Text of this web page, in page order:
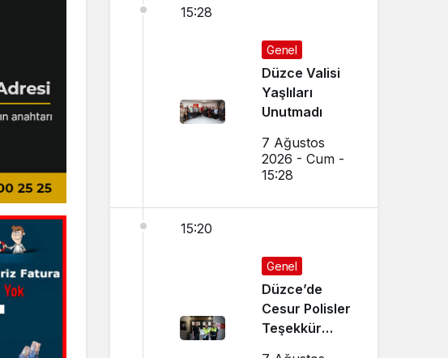
15:28
Genel
Düzce Valisi
Yaşlıları
Unutmadı
7 Ağustos
2026 - Cum -
15:28
15:20
Genel
Düzce’de
Cesur Polisler
Teşekkür